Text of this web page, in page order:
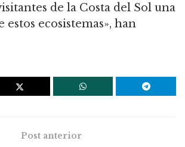
de la Costa del Sol una
ecosistemas», han
Post anterior